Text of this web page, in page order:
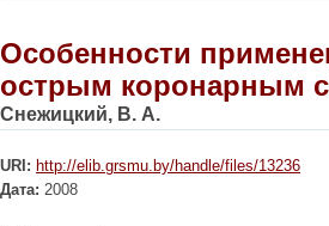
Особенности
острым коронарным
Снежицкий, В. А.
URI: http://elib.grsmu.by/handle/files/13236
Дата: 2008